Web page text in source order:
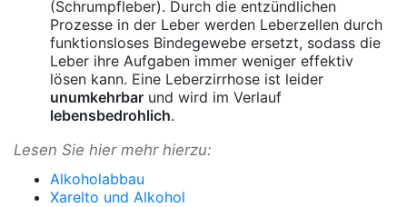
(Schrumpfleber). Durch die entzündlichen
Prozesse in der Leber werden Leberzellen durch
funktionsloses Bindegewebe ersetzt, sodass die
Leber ihre Aufgaben immer weniger effektiv
lösen kann. Eine Leberzirrhose ist leider
unumkehrbar und wird im Verlauf
lebensbedrohlich.
Lesen Sie hier mehr hierzu:
Alkoholabbau
Xarelto und Alkohol